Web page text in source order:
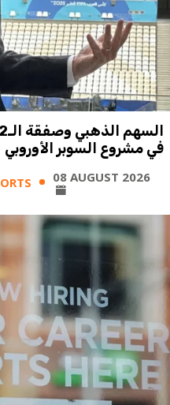
في مشروع السوبر الأوروبي
08 AUGUST 2026